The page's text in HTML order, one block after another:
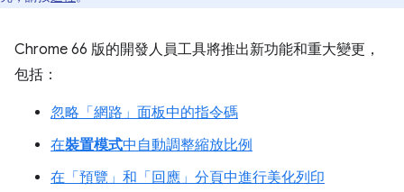
Chrome 66 版的開發人員工具將推出新功能和重大變更，
包括：
忽略「網路」 面板中的指令碼
在裝置模式中自動調整縮放比例
在「預覽」 和「回應」 分頁中進行美化列印